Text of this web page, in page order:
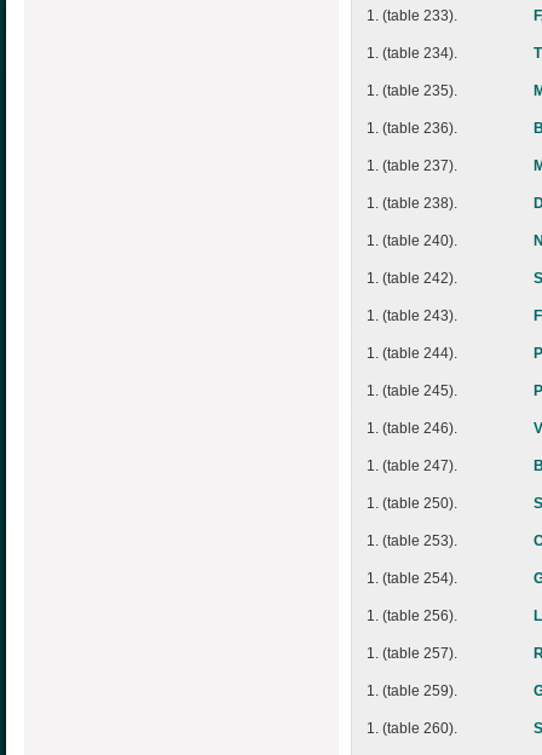
1. (table 233).
1. (table 234).
1. (table 235).
1. (table 236).
1. (table 237).
1. (table 238).
1. (table 240).
1. (table 242).
1. (table 243).
1. (table 244).
1. (table 245).
1. (table 246).
1. (table 247).
1. (table 250).
1. (table 253).
1. (table 254).
1. (table 256).
1. (table 257).
1. (table 259).
1. (table 260).